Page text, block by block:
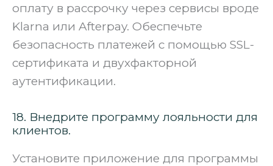
оплату в рассрочку через сервисы вроде
Klarna или Afterpay. Обеспечьте
безопасность платежей с помощью SSL-
сертификата и двухфакторной
аутентификации.
18. Внедрите программу лояльности для
клиентов.
Установите приложение для программы